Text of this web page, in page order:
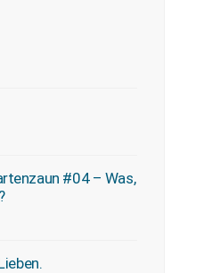
#04 – Was,